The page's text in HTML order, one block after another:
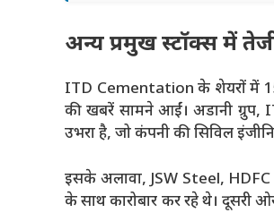
अन्य प्रमुख स्टॉक्स में
ITD Cementation के शेयरों में 15%
की खबरें सामने आईं। अडानी ग्रुप,
उभरा है, जो कंपनी की सिविल
इसके अलावा, JSW Steel,
के साथ कारोबार कर रहे थे।